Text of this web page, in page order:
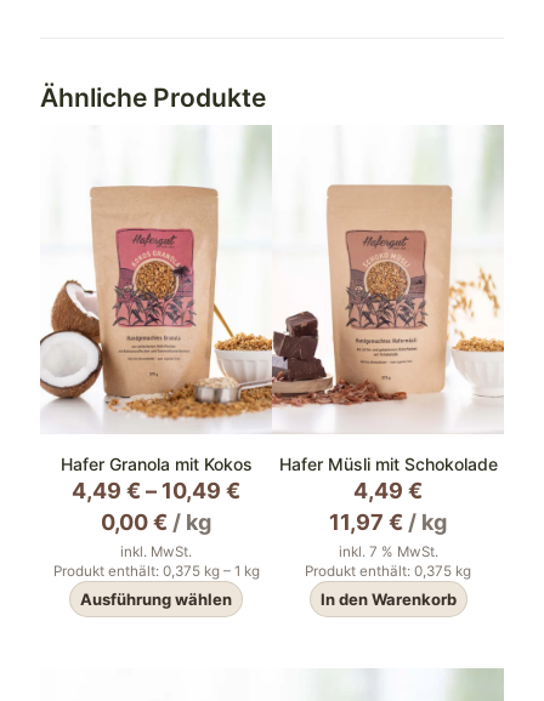
Ähnliche Produkte
Hafer Granola mit Kokos
4,49 € – 10,49 €
0,00€ / kg
inkl. MwSt.
Produkt enthält: 0,375 kg– 1 kg
Ausführung wählen
Hafer Müsli mit Schokolade
4,49 €
11,97 € / kg
inkl. 7 % MwSt.
Produkt enthält: 0,375 kg
In den Warenkorb